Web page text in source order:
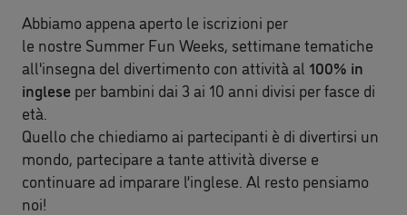
Abbiamo appena aperto le iscrizioni per
le nostre Summer Fun Weeks, settimane tematiche
all'insegna del divertimento con attività al 100% in
inglese per bambini dai 3 ai 10 anni divisi per fasce di
età.
Quello che chiediamo ai partecipanti è di divertirsi un
mondo, partecipare a tante attività diverse e
continuare ad imparare l’inglese. Al resto pensiamo
noi!